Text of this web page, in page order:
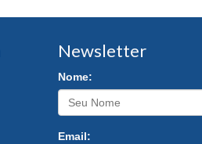
Newsletter
Nome:
Email: